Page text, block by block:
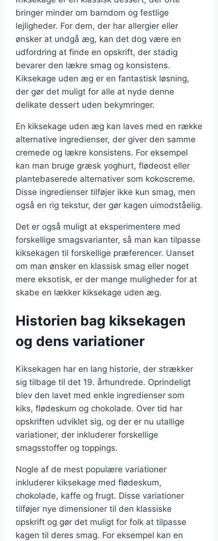
bringer minder om barndom og festlige
lejligheder. For dem, der har allergier eller
ønsker at undgå æg, kan det dog være en
udfordring at finde en opskrift, der stadig
bevarer den lækre smag og konsistens.
Kiksekage uden æg er en fantastisk løsning,
der gør det muligt for alle at nyde denne
delikate dessert uden bekymringer.
En kiksekage uden æg kan laves med en række
alternative ingredienser, der giver den samme
cremede og lækre konsistens. For eksempel
kan man bruge græsk yoghurt, flødeost eller
plantebaserede alternativer som kokoscreme.
Disse ingredienser tilføjer ikke kun smag, men
også en rig tekstur, der gør kagen uimodståelig.
Det er også muligt at eksperimentere med
forskellige smagsvarianter, så man kan tilpasse
kiksekagen til forskellige præferencer. Uanset
om man ønsker en klassisk smag eller noget
mere eksotisk, er der mange muligheder for at
skabe en lækker kiksekage uden æg.
Historien bag kiksekagen
og dens variationer
Kiksekagen har en lang historie, der strækker
sig tilbage til det 19. århundrede. Oprindeligt
blev den lavet med enkle ingredienser som
kiks, flødeskum og chokolade. Over tid har
opskriften udviklet sig, og der er nu utallige
variationer, der inkluderer forskellige
smagsstoffer og toppings.
Nogle af de mest populære variationer
inkluderer kiksekage med flødeskum,
chokolade, kaffe og frugt. Disse variationer
tilføjer nye dimensioner til den klassiske
opskrift og gør det muligt for folk at tilpasse
kagen til deres smag. For eksempel kan en